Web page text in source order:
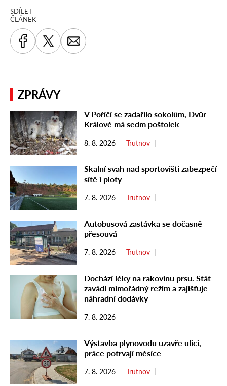
SDÍLET
ČLÁNEK
ZPRÁVY
V Poříčí se zadařilo sokolům, Dvůr
Králové má sedm poštolek
8. 8. 2026 Trutnov
Skalní svah nad sportovišti zabezpečí
sítě i ploty
7. 8. 2026 Trutnov
Autobusová zastávka se dočasně
přesouvá
7. 8. 2026 Trutnov
Dochází léky na rakovinu prsu. Stát
zavádí mimořádný režim a zajišťuje
náhradní dodávky
7. 8. 2026
Výstavba plynovodu uzavře ulici,
práce potrvají měsíce
7. 8. 2026 Trutnov